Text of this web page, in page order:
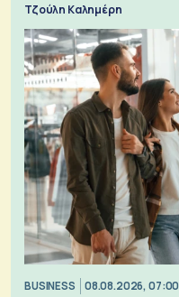
Τζούλη Καλημέρη
BUSINESS 08.08.2026, 07:00